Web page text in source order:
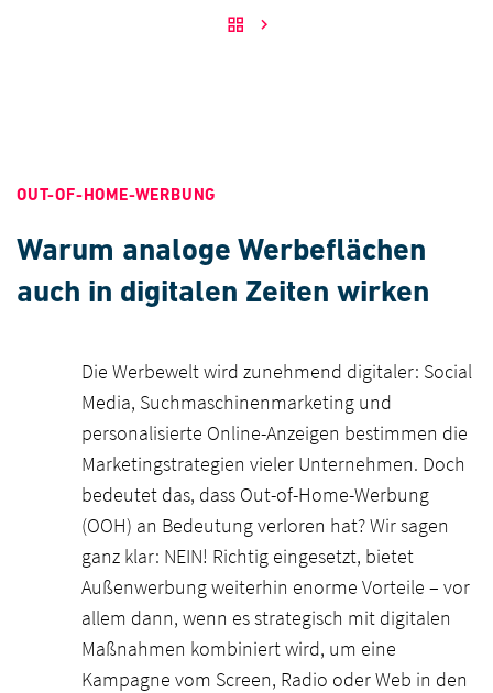
OUT-OF-HOME-WERBUNG
Warum analoge Werbeflächen
auch in digitalen Zeiten wirken
Die Werbewelt wird zunehmend digitaler: Social
Media, Suchmaschinenmarketing und
personalisierte Online-Anzeigen bestimmen die
Marketingstrategien vieler Unternehmen. Doch
bedeutet das, dass Out-of-Home-Werbung
(OOH) an Bedeutung verloren hat? Wir sagen
ganz klar: NEIN! Richtig eingesetzt, bietet
Außenwerbung weiterhin enorme Vorteile – vor
allem dann, wenn es strategisch mit digitalen
Maßnahmen kombiniert wird, um eine
Kampagne vom Screen, Radio oder Web in den